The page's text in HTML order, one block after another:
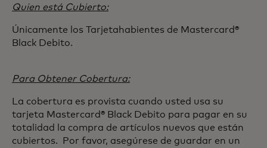
Quien está Cubierto:
Únicamente los Tarjetahabientes de Mastercard®
Black Debito.
Para Obtener Cobertura:
La cobertura es provista cuando usted usa su
tarjeta Mastercard® Black Debito para pagar en su
totalidad la compra de artículos nuevos que están
cubiertos. Por favor, asegúrese de guardar en un